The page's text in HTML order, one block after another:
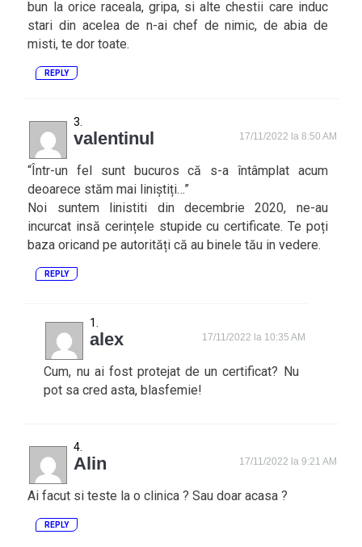
bun la orice raceala, gripa, si alte chestii care induc
stari din acelea de n-ai chef de nimic, de abia de
misti, te dor toate.
REPLY
valentinul 17/11/2022 la 8:50 AM
“Într-un fel sunt bucuros că s-a întâmplat acum
deoarece stăm mai liniștiți…”
Noi suntem linistiti din decembrie 2020, ne-au
incurcat insă cerințele stupide cu certificate. Te poți
baza oricand pe autorități că au binele tău in vedere.
REPLY
alex 17/11/2022 la 10:35 AM
Cum, nu ai fost protejat de un certificat? Nu
pot sa cred asta, blasfemie!
Alin 17/11/2022 la 9:21 AM
Ai facut si teste la o clinica ? Sau doar acasa ?
REPLY